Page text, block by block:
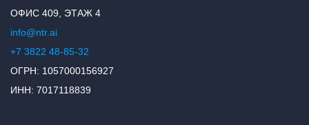
ОФИС 409, ЭТАЖ 4
info@ntr.ai
+7 3822 48-85-32
ОГРН: 1057000156927
ИНН: 7017118839